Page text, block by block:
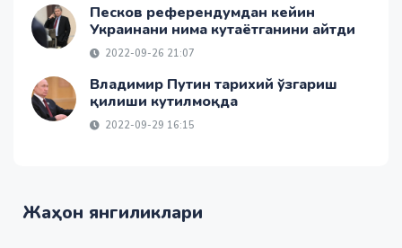
Песков референдумдан кейин
Украинани нима кутаётганини айтди
2022-09-26 21:07
Владимир Путин тарихий ўзгариш
қилиши кутилмоқда
2022-09-29 16:15
Жаҳон янгиликлари